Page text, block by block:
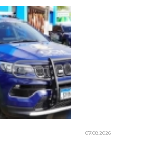
07.08.2026